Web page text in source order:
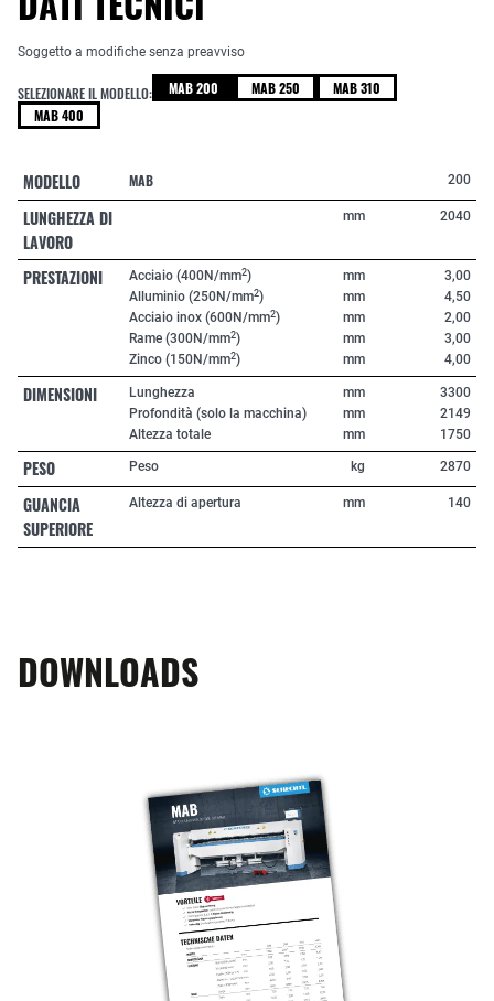
Soggetto a modifiche senza preavviso
SELEZIONARE IL MODELLO: MAB 200 MAB 250
MAB 310
MAB 400
MODELLO MAB 200
LUNGHEZZA DI
LAVORO
mm 2040
PRESTAZIONI Acciaio (400N/mm2)
Alluminio (250N/mm2)
Acciaio inox (600N/mm2)
Rame (300N/mm2)
Zinco (150N/mm2)
mm
mm
mm
mm
mm
3,00
4,50
2,00
3,00
4,00
DIMENSIONI
Lunghezza
Profondità (solo la macchina)
Altezza totale
mm
mm
mm
3300
2149
1750
PESO Peso kg 2870
GUANCIA
SUPERIORE
Altezza di apertura mm 140
DOWNLOADS